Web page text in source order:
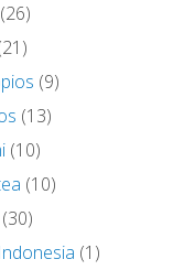
(26)
(9)
(13)
(10)
(10)
(30)
(1)